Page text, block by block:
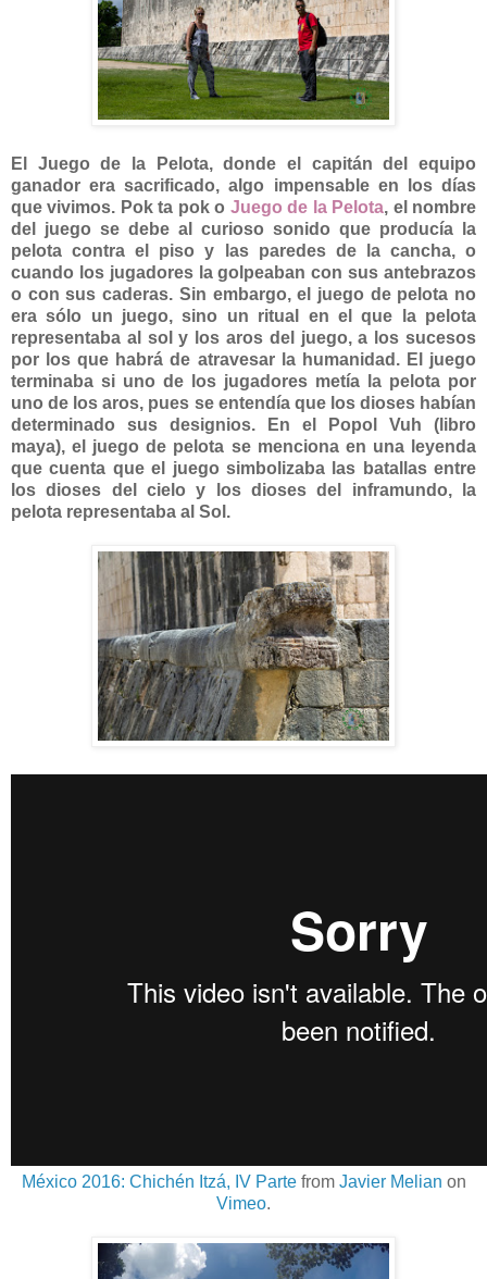
El Juego de la Pelota, donde el capitán del equipo
ganador era sacrificado, algo impensable en los días
que vivimos. Pok ta pok o Juego de la Pelota, el nombre
del juego se debe al curioso sonido que producía la
pelota contra el piso y las paredes de la cancha, o
cuando los jugadores la golpeaban con sus antebrazos
o con sus caderas. Sin embargo, el juego de pelota no
era sólo un juego, sino un ritual en el que la pelota
representaba al sol y los aros del juego, a los sucesos
por los que habrá de atravesar la humanidad. El juego
terminaba si uno de los jugadores metía la pelota por
uno de los aros, pues se entendía que los dioses habían
determinado sus designios. En el Popol Vuh (libro
maya), el juego de pelota se menciona en una leyenda
que cuenta que el juego simbolizaba las batallas entre
los dioses del cielo y los dioses del inframundo, la
pelota representaba al Sol.
México 2016: Chichén Itzá, IV Partefrom Javier Melian on
Vimeo.